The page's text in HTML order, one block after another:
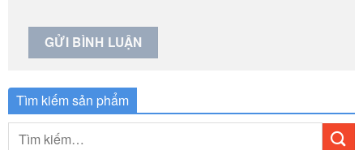
Tìm kiếm sản phẩm
kiếm: